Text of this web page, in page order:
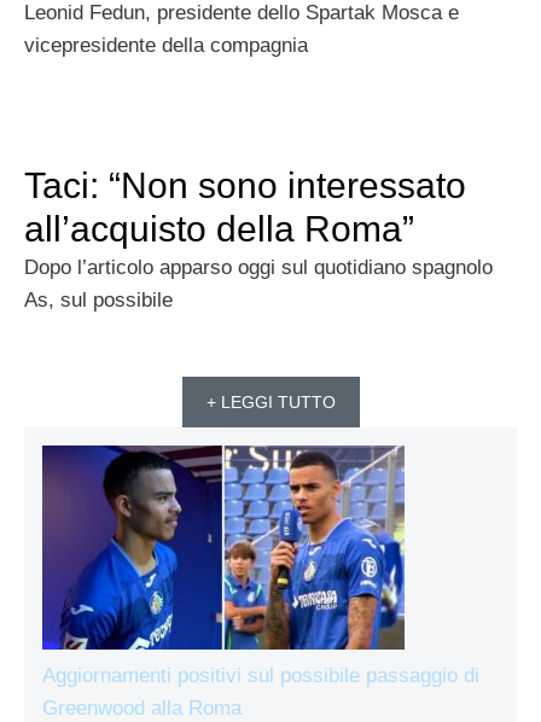
Leonid Fedun, presidente dello Spartak Mosca e
vicepresidente della compagnia
Taci: “Non sono interessato
all’acquisto della Roma”
Dopo l’articolo apparso oggi sul quotidiano spagnolo
As, sul possibile
+ LEGGI TUTTO
Aggiornamenti positivi sul possibile passaggio di
Greenwood alla Roma